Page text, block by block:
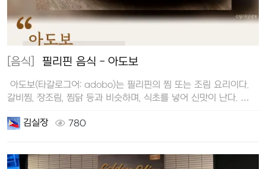
[음식] 필리핀 음식 - 아도보
아도보(타갈로그어: adobo)는 필리핀의 찜 또는 조림 요리이다.
갈비찜, 장조림, 찜닭 등과 비슷하며, 식초를 넣어 신맛이 난다. …
김실장 780